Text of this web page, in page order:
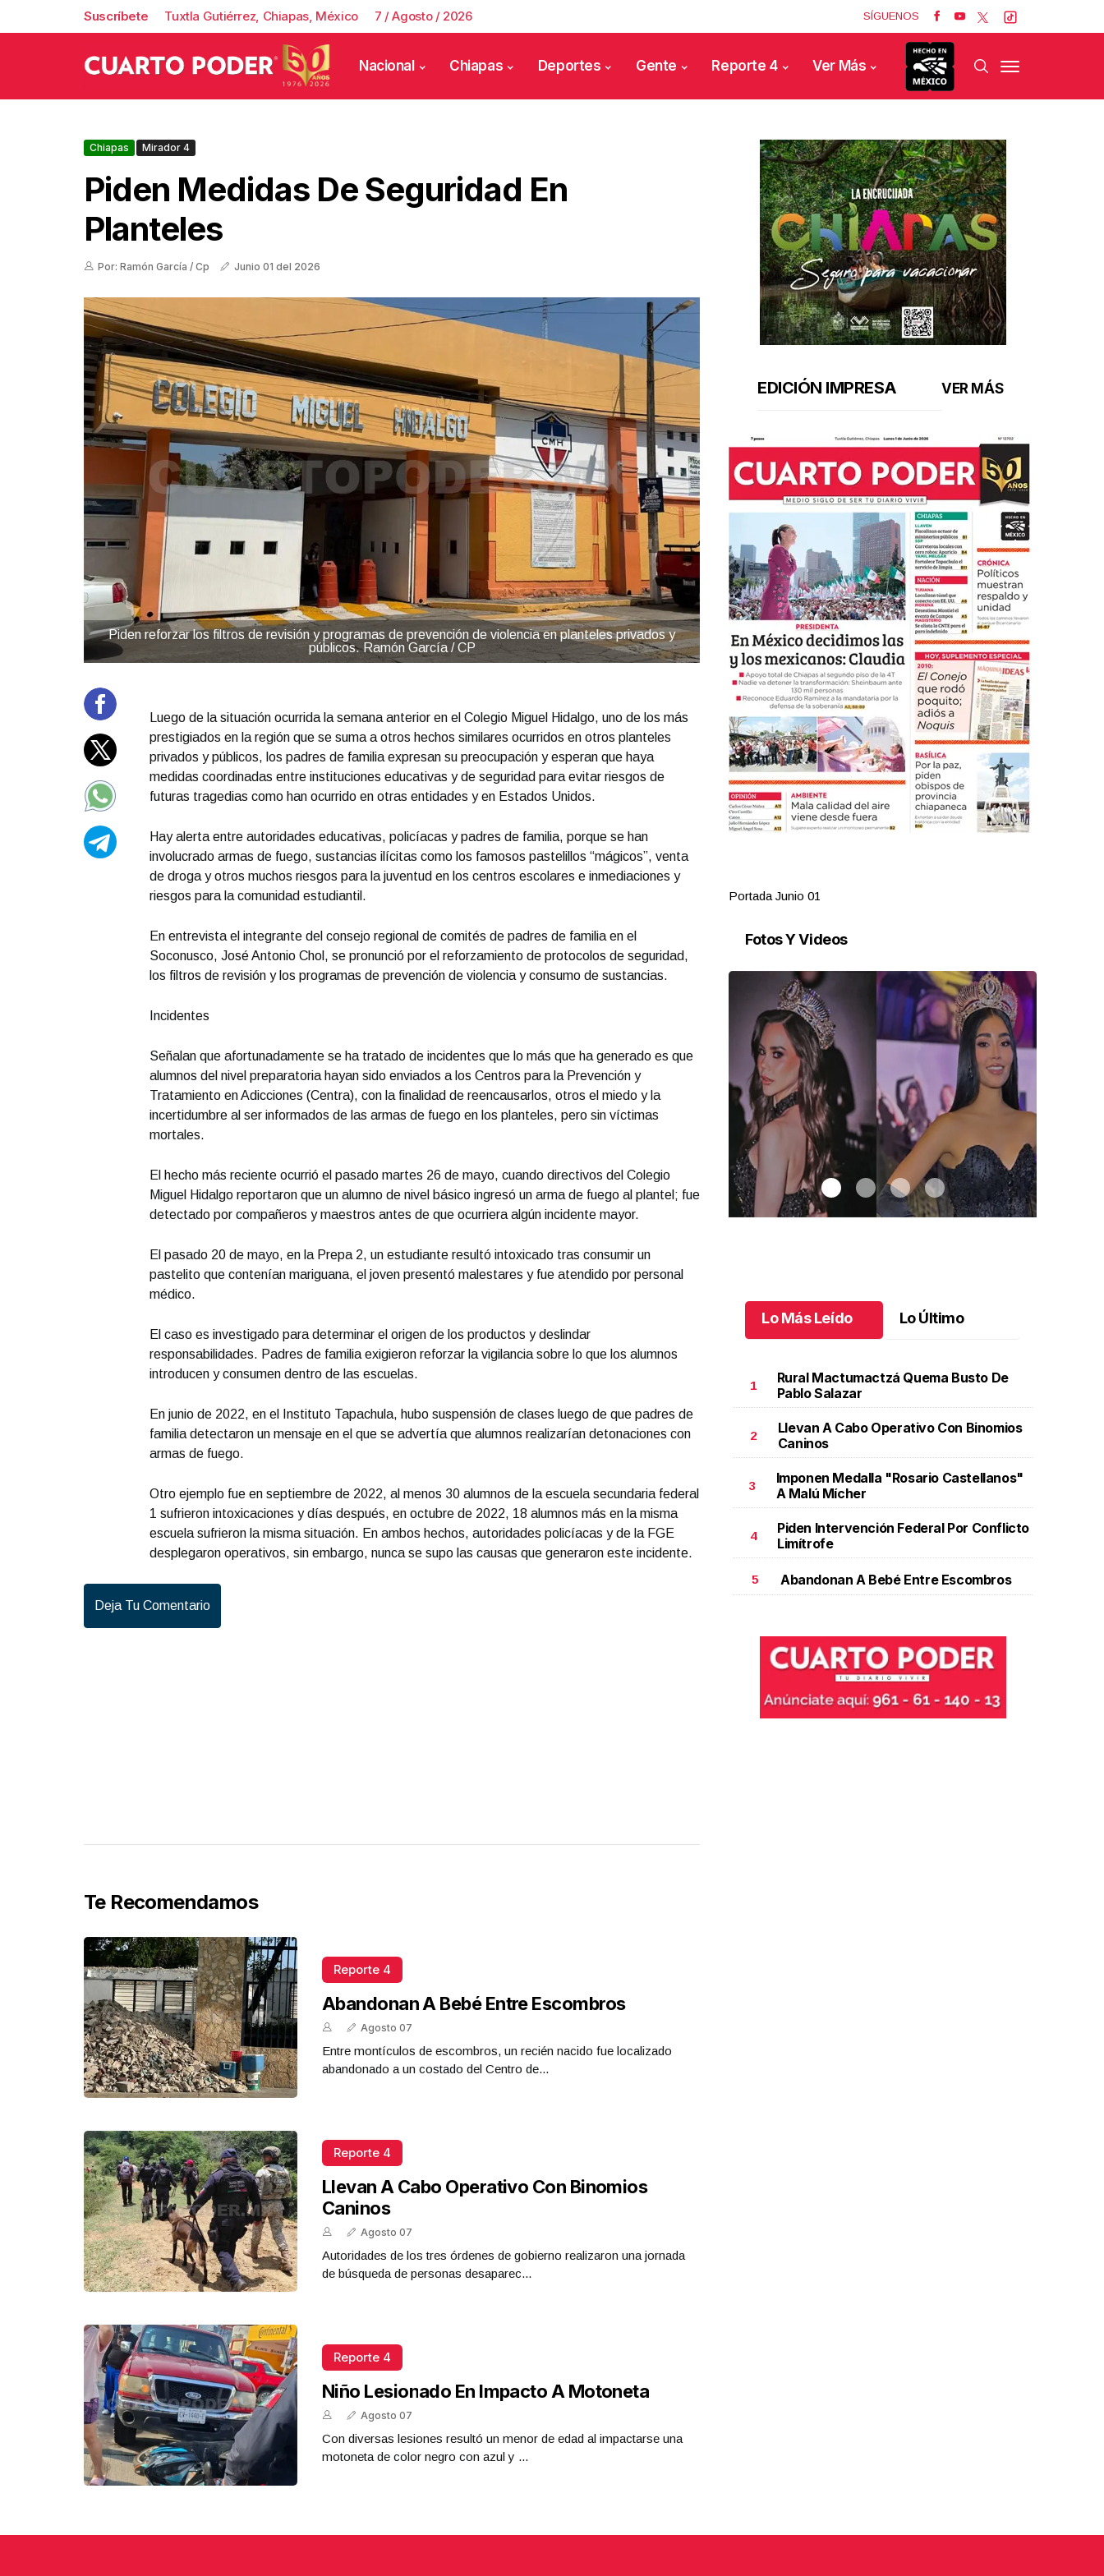
Suscríbete Tuxtla Gutiérrez, Chiapas, México 7 / Agosto / 2026 SÍGUENOS
Nacional Chiapas Deportes Gente Reporte 4 Ver Más
Chiapas Mirador 4
Piden Medidas De Seguridad En
Planteles
Por: Ramón García / Cp Junio 01 del 2026
Piden reforzar los filtros de revisión y programas de prevención de violencia en planteles privados y
públicos. Ramón García / CP
Luego de la situación ocurrida la semana anterior en el Colegio Miguel Hidalgo, uno de los más
prestigiados en la región que se suma a otros hechos similares ocurridos en otros planteles
privados y públicos, los padres de familia expresan su preocupación y esperan que haya
medidas coordinadas entre instituciones educativas y de seguridad para evitar riesgos de
futuras tragedias como han ocurrido en otras entidades y en Estados Unidos.
Hay alerta entre autoridades educativas, policíacas y padres de familia, porque se han
involucrado armas de fuego, sustancias ilícitas como los famosos pastelillos “mágicos”, venta
de droga y otros muchos riesgos para la juventud en los centros escolares e inmediaciones y
riesgos para la comunidad estudiantil.
En entrevista el integrante del consejo regional de comités de padres de familia en el
Soconusco, José Antonio Chol, se pronunció por el reforzamiento de protocolos de seguridad,
los filtros de revisión y los programas de prevención de violencia y consumo de sustancias.
Incidentes
Señalan que afortunadamente se ha tratado de incidentes que lo más que ha generado es que
alumnos del nivel preparatoria hayan sido enviados a los Centros para la Prevención y
Tratamiento en Adicciones (Centra), con la finalidad de reencausarlos, otros el miedo y la
incertidumbre al ser informados de las armas de fuego en los planteles, pero sin víctimas
mortales.
El hecho más reciente ocurrió el pasado martes 26 de mayo, cuando directivos del Colegio
Miguel Hidalgo reportaron que un alumno de nivel básico ingresó un arma de fuego al plantel; fue
detectado por compañeros y maestros antes de que ocurriera algún incidente mayor.
El pasado 20 de mayo, en la Prepa 2, un estudiante resultó intoxicado tras consumir un
pastelito que contenían mariguana, el joven presentó malestares y fue atendido por personal
médico.
El caso es investigado para determinar el origen de los productos y deslindar
responsabilidades. Padres de familia exigieron reforzar la vigilancia sobre lo que los alumnos
introducen y consumen dentro de las escuelas.
En junio de 2022, en el Instituto Tapachula, hubo suspensión de clases luego de que padres de
familia detectaron un mensaje en el que se advertía que alumnos realizarían detonaciones con
armas de fuego.
Otro ejemplo fue en septiembre de 2022, al menos 30 alumnos de la escuela secundaria federal
1 sufrieron intoxicaciones y días después, en octubre de 2022, 18 alumnos más en la misma
escuela sufrieron la misma situación. En ambos hechos, autoridades policíacas y de la FGE
desplegaron operativos, sin embargo, nunca se supo las causas que generaron este incidente.
Deja Tu Comentario
Te Recomendamos
Reporte 4
Abandonan A Bebé Entre Escombros
Agosto 07
Entre montículos de escombros, un recién nacido fue localizado
abandonado a un costado del Centro de...
Reporte 4
Llevan A Cabo Operativo Con Binomios
Caninos
Agosto 07
Autoridades de los tres órdenes de gobierno realizaron una jornada
de búsqueda de personas desaparec...
Reporte 4
Niño Lesionado En Impacto A Motoneta
Agosto 07
Con diversas lesiones resultó un menor de edad al impactarse una
motoneta de color negro con azul y ...
EDICIÓN IMPRESA VER MÁS
Portada Junio 01
Fotos Y Videos
REPORTE4 | 29 05 2026 con Rodolfo Flores . Chiapas brilla en Miss Universe México.Chiapas brilla
en Miss Universe México
Junio 01 l
Lo Más Leído Lo Último
1
Rural Mactumactzá Quema Busto De
Pablo Salazar
2
Llevan A Cabo Operativo Con Binomios
Caninos
3
Imponen Medalla "Rosario Castellanos"
A Malú Mícher
4
Piden Intervención Federal Por Conflicto
Limítrofe
5 Abandonan A Bebé Entre Escombros